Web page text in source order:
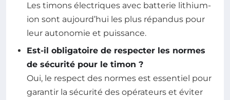
Les timons électriques avec batterie lithium-
ion sont aujourd’hui les plus répandus pour
leur autonomie et puissance.
Est-il obligatoire de respecter les normes
de sécurité pour le timon ?
Oui, le respect des normes est essentiel pour
garantir la sécurité des opérateurs et éviter